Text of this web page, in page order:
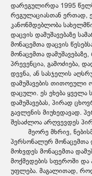
დარეგულირდა 1995
რეგულაციასთან ერთად,
კანონმდებლობა
დაცვის დამუშავებაზე
მონაცემთა დაცვის
მონაცემთა
პრევენცია, გამოძიება,
დევნა, ან სასჯელის
დამუშავების თითოეული
დაცული. ეს ეხება ყველა
დამუშავებას, პირად
გავლენის მიუხედავად.
შესაძლოა არღვევდეს
მეორე მხრივ,
პერსონალურ მონაცემთა
მოხვდეს მონაცემთა
მოქმედების სფეროში
უფლება. მაგალითად,